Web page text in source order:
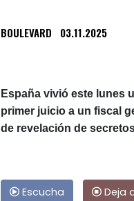
BOULEVARD 03.11.2025
España vivió este lunes
primer juicio a un fiscal
de revelación de
Escucha Deja